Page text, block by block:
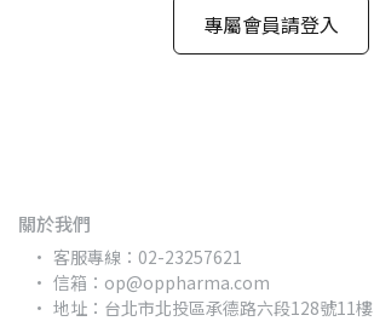
專屬會員請登入
關於我們
客服專線：02-23257621
信箱：op@oppharma.com
地址：台北市北投區承德路六段128號11樓